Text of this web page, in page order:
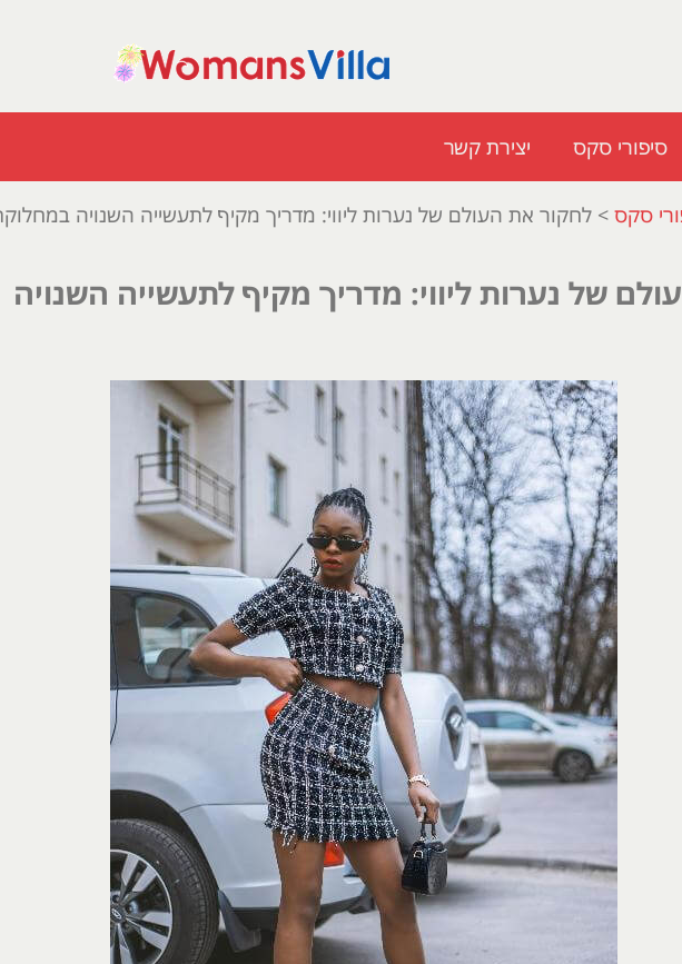
סיפורי סקס יצירת קשר
סקס > לחקור את העולם של נערות ליווי: מדריך מקיף לתעשייה השנויה
של נערות ליווי: מדריך מקיף לתעשייה השנויה